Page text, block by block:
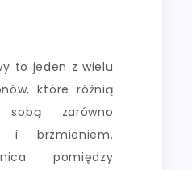
to jeden z wielu
które różnią
zarówno
i brzmieniem.
pomiędzy